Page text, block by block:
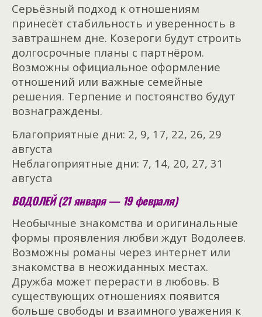
Серьёзный подход к отношениям
принесёт стабильность и уверенность в
завтрашнем дне. Козероги будут строить
долгосрочные планы с партнёром.
Возможны официальное оформление
отношений или важные семейные
решения. Терпение и постоянство будут
вознаграждены.
Благоприятные дни: 2, 9, 17, 22, 26, 29
августа
Неблагоприятные дни: 7, 14, 20, 27, 31
августа
ВОДОЛЕЙ (21 января — 19 февраля)
Необычные знакомства и оригинальные
формы проявления любви ждут Водолеев.
Возможны романы через интернет или
знакомства в неожиданных местах.
Дружба может перерасти в любовь. В
существующих отношениях появится
больше свободы и взаимного уважения к